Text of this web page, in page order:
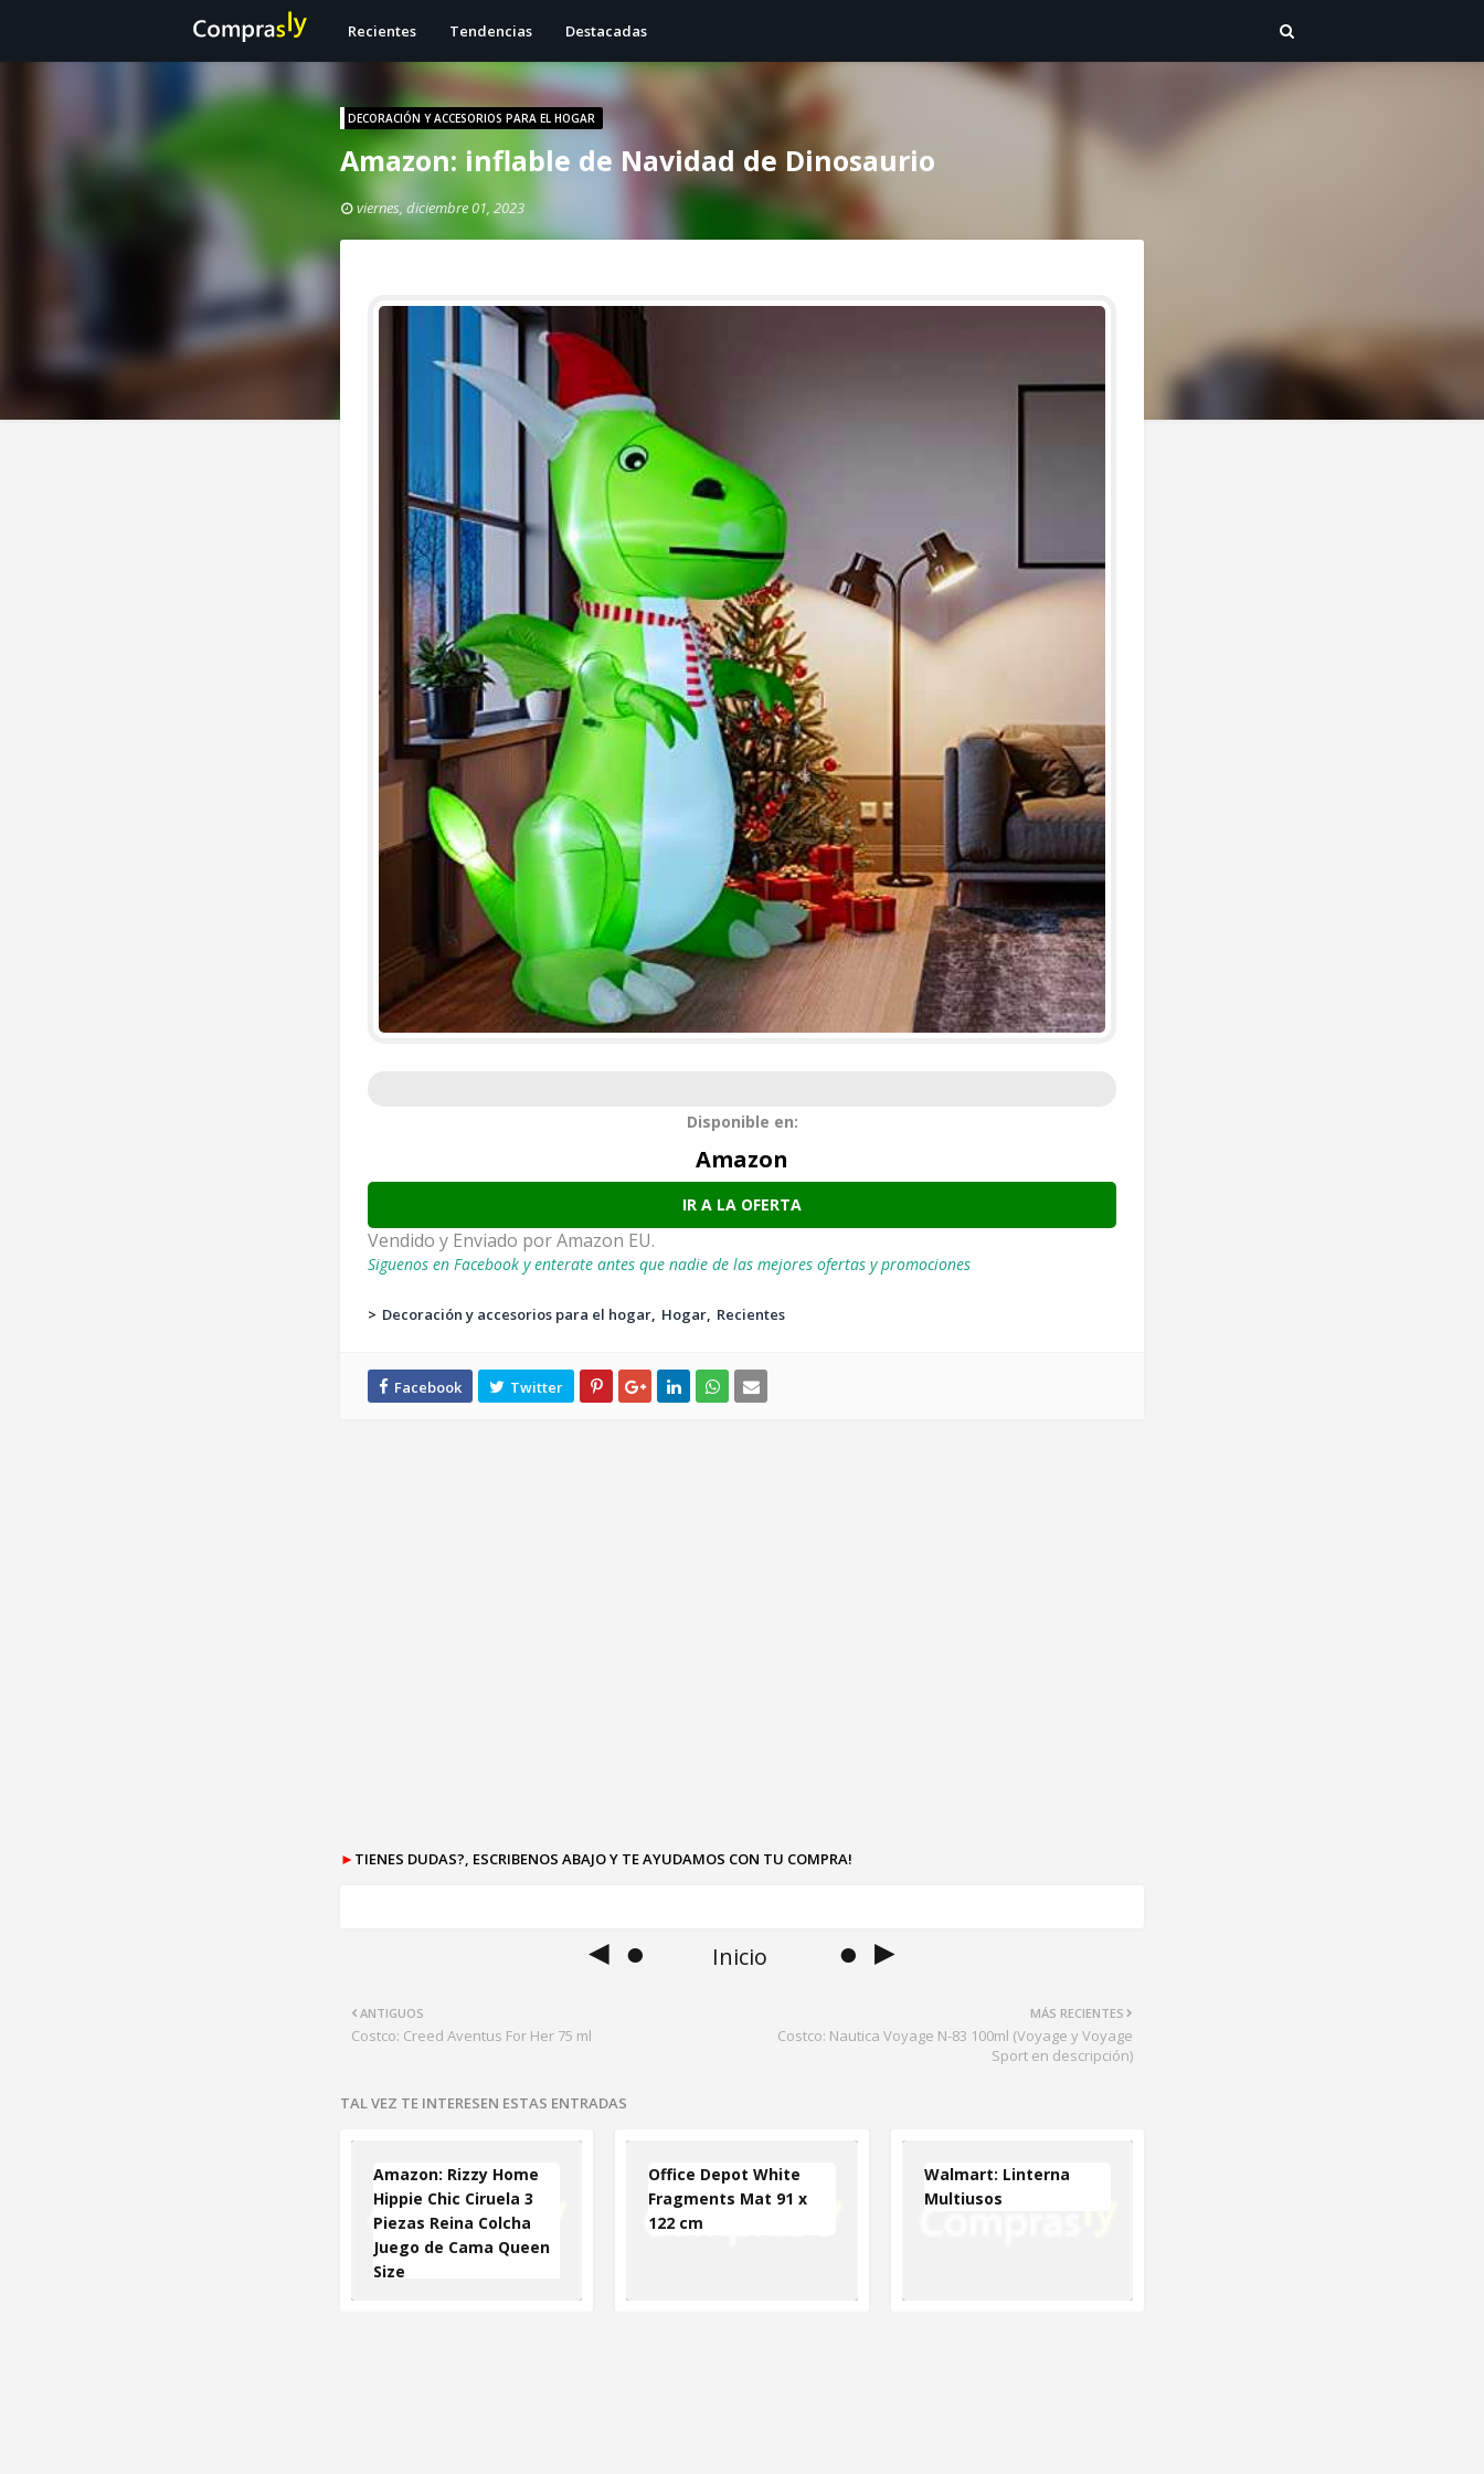
Recientes Tendencias Destacadas
DECORACIÓN Y ACCESORIOS PARA EL HOGAR
Amazon: inflable de Navidad de Dinosaurio
viernes, diciembre 01, 2023
Disponible en:
Amazon
IR A LA OFERTA
Vendido y Enviado por Amazon EU.
Siguenos en Facebook y enterate antes que nadie de las mejores ofertas y promociones
> Decoración y accesorios para el hogar Hogar Recientes
► TIENES DUDAS?, ESCRIBENOS ABAJO Y TE AYUDAMOS CON TU COMPRA!
◄ ● Inicio ● ►
MÁS RECIENTES
Costco: Nautica Voyage N-83 100ml (Voyage y Voyage
Sport en descripción)
ANTIGUOS
Costco: Creed Aventus For Her 75 ml
TAL VEZ TE INTERESEN ESTAS ENTRADAS
Amazon: Rizzy Home
Hippie Chic Ciruela 3
Piezas Reina Colcha
Juego de Cama Queen
Size
Office Depot White
Fragments Mat 91 x
122 cm
Walmart: Linterna
Multiusos